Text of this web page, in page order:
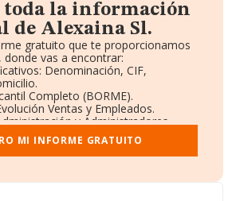
toda la información
de Alexaina Sl.
gratuito que te proporcionamos
donde vas a encontrar:
Denominación, CIF,
Completo (BORME).
Ventas y Empleados.
y Administradores.
y Vinculaciones en otras empresas.
y registral complementaria.
MI INFORME GRATUITO